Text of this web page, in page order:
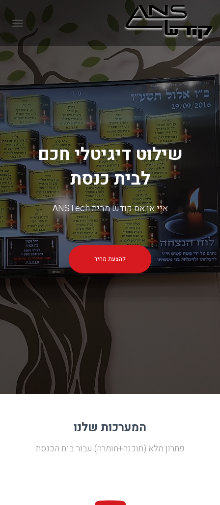
שילוט דיגיטלי חכם
לבית כנסת
איי.אן.אס קודש מבית ANSTech
להצעת מחיר
המערכות שלנו
פתרון מלא (תוכנה+חומרה) עבור בית הכנסת